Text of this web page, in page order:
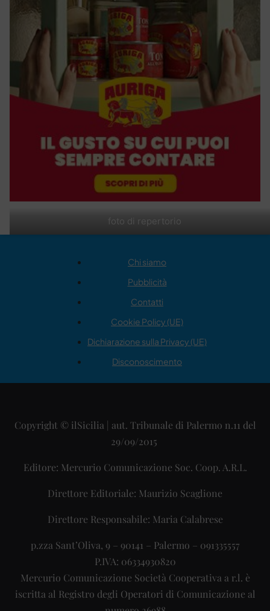
foto di repertorio
Chi siamo
Pubblicità
Contatti
Cookie Policy (UE)
Dichiarazione sulla Privacy (UE)
Disconoscimento
Copyright © ilSicilia | aut. Tribunale di Palermo n.11 del
29/09/2015
Editore: Mercurio Comunicazione Soc. Coop. A.R.L.
Direttore Editoriale: Maurizio Scaglione
Direttore Responsabile: Maria Calabrese
p.zza Sant’Oliva, 9 – 90141 – Palermo – 091335557
P.IVA: 06334930820
Mercurio Comunicazione Società Cooperativa a r.l. è
iscritta al Registro degli Operatori di Comunicazione al